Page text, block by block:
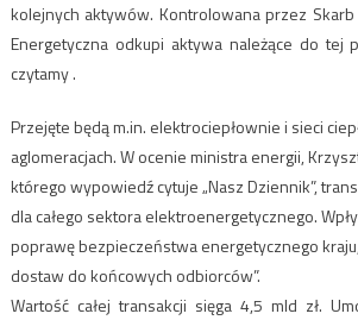
kolejnych aktywów. Kontrolowana przez Skarb
Energetyczna odkupi aktywa należące do tej
czytamy .
Przejęte będą m.in. elektrociepłownie i sieci
aglomeracjach. W ocenie ministra energii,
którego wypowiedź cytuje „Nasz Dziennik”,
dla całego sektora elektroenergetycznego.
poprawę bezpieczeństwa energetycznego
dostaw do końcowych odbiorców”.
Wartość całej transakcji sięga 4,5 mld zł.